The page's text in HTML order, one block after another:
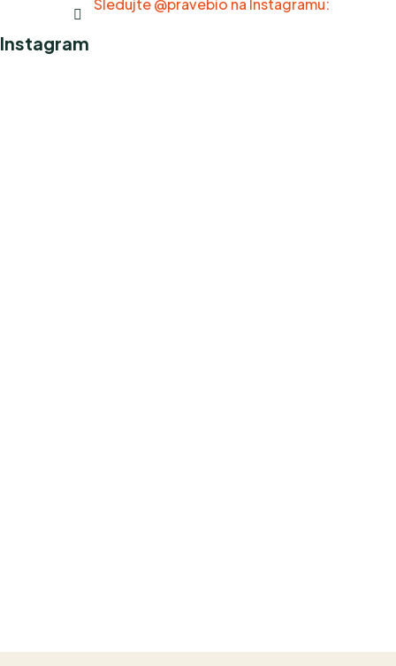
Sledujte @pravebio na Instagramu:
Instagram